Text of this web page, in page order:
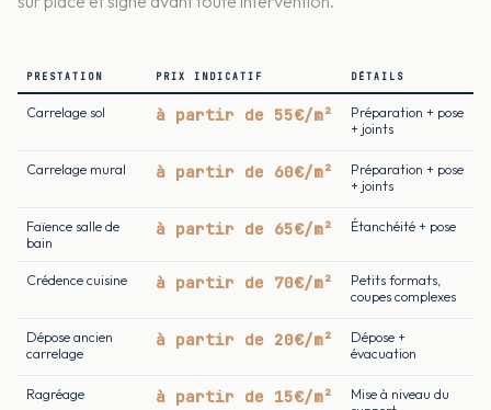
PRESTATION PRIX INDICATIF DÉTAILS
Carrelage sol à partir de 55€/m²
Préparation + pose
+ joints
Carrelage mural à partir de 60€/m²
Préparation + pose
+ joints
Faïence salle de
bain
à partir de 65€/m² Étanchéité + pose
Crédence cuisine à partir de 70€/m²
Petits formats,
coupes complexes
Dépose ancien
carrelage
à partir de 20€/m²
Dépose +
évacuation
Ragréage à partir de 15€/m²
Mise à niveau du